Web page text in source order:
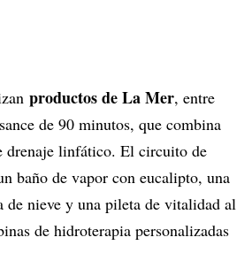
productos de La Mer, entre
de 90 minutos, que combina
drenaje linfático. El circuito de
baño de vapor con eucalipto, una
de nieve y una pileta de vitalidad al
de hidroterapia personalizadas